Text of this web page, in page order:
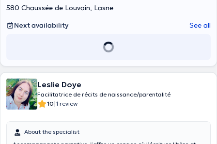
580 Chaussée de Louvain, Lasne
Next availability
See all
Leslie Doye
Facilitatrice de récits de naissance/parentalité
10|1 review
About the specialist